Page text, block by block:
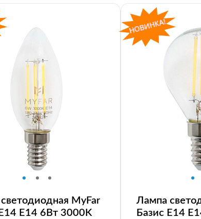
MyFar
E14 6Вт 3000K
Лампа
Базис E14